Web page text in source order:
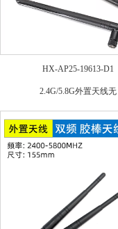
HX-AP25-19613-D1
2.4G/5.8G外置天线无